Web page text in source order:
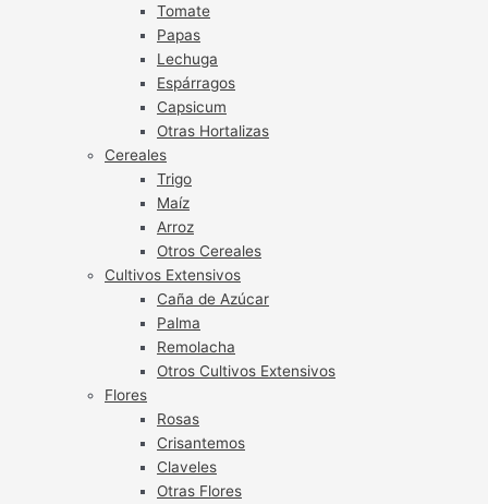
Tomate
Papas
Lechuga
Espárragos
Capsicum
Otras Hortalizas
Cereales
Trigo
Maíz
Arroz
Otros Cereales
Cultivos Extensivos
Caña de Azúcar
Palma
Remolacha
Otros Cultivos Extensivos
Flores
Rosas
Crisantemos
Claveles
Otras Flores